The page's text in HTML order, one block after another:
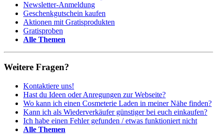
Newsletter-Anmeldung
Geschenkgutschein kaufen
Aktionen mit Gratisprodukten
Gratisproben
Alle Themen
Weitere Fragen?
Kontaktiere uns!
Hast du Ideen oder Anregungen zur Webseite?
Wo kann ich einen Cosmeterie Laden in meiner Nähe finden?
Kann ich als Wiederverkäufer günstiger bei euch einkaufen?
Ich habe einen Fehler gefunden / etwas funktioniert nicht
Alle Themen